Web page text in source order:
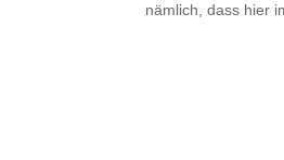
nämlich, dass hier